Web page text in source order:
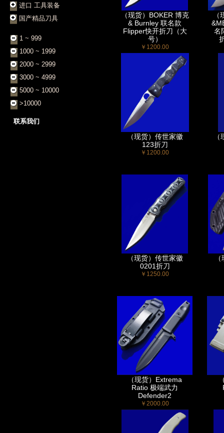
进口 工具装备
国产精品刀具
1 ~ 999
1000 ~ 1999
2000 ~ 2999
3000 ~ 4999
5000 ~ 10000
>10000
联系我们
（现货）BOKER 博克
& Burnley 联名款
Flipper快开折刀（大
号）
￥1200.00
名
（现货）传世家徽
123折刀
￥1200.00
（现货）传世家徽
0201折刀
￥1250.00
（现货）Extrema
Ratio 极端武力
Defender2
￥2000.00